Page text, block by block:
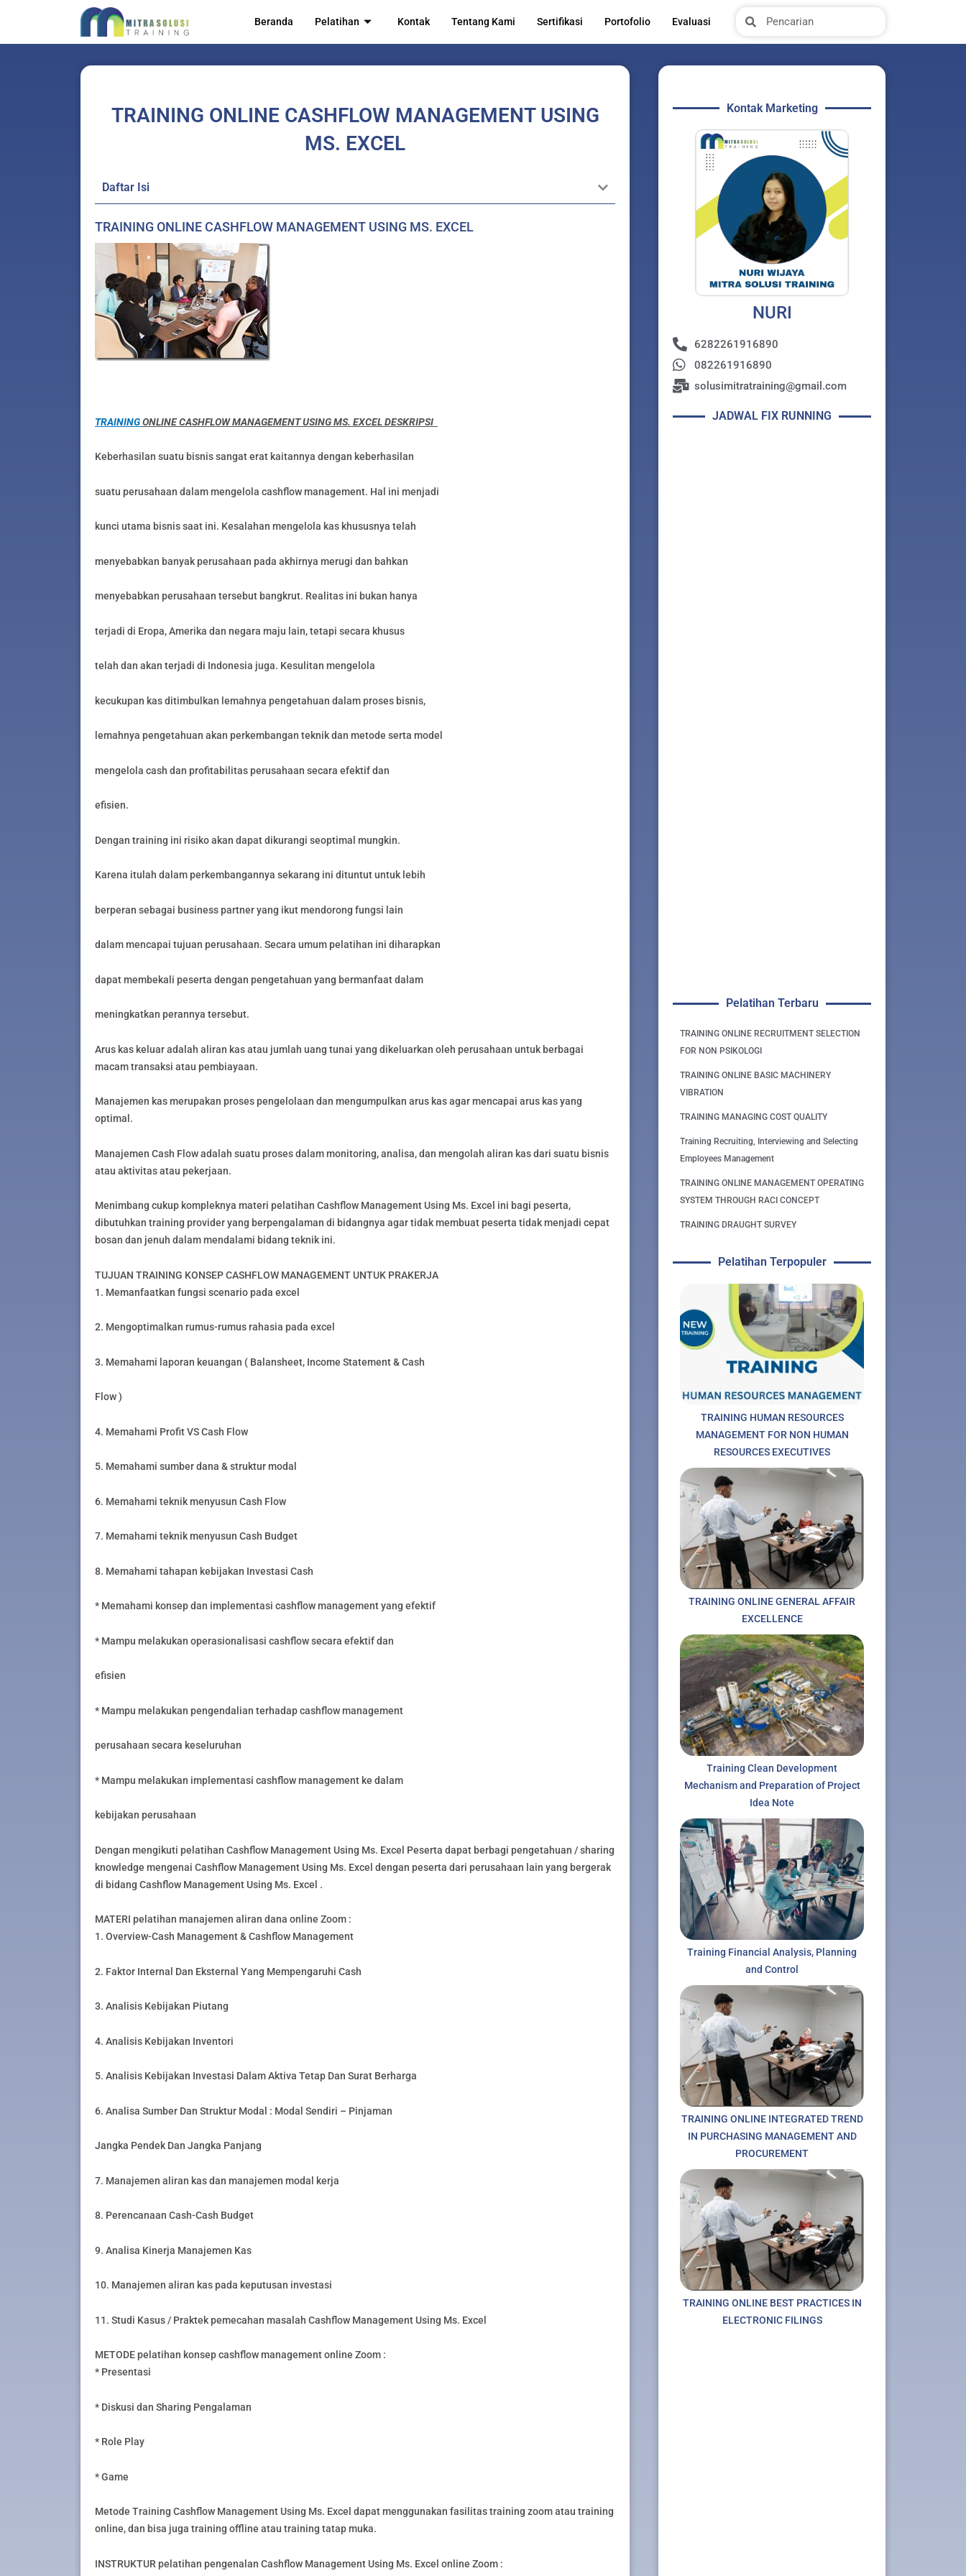
konten
Beranda Pelatihan Kontak Tentang Kami Sertifikasi Portofolio Evaluasi SearchSearch
TRAINING ONLINE CASHFLOW MANAGEMENT USING
MS. EXCEL
Daftar Isi
TRAINING ONLINE CASHFLOW MANAGEMENT USING MS. EXCEL
TRAININGONLINE CASHFLOW MANAGEMENT USING MS. EXCEL DESKRIPSI
Keberhasilan suatu bisnis sangat erat kaitannya dengan keberhasilan
suatu perusahaan dalam mengelola cashflow management. Hal ini menjadi
kunci utama bisnis saat ini. Kesalahan mengelola kas khususnya telah
menyebabkan banyak perusahaan pada akhirnya merugi dan bahkan
menyebabkan perusahaan tersebut bangkrut. Realitas ini bukan hanya
terjadi di Eropa, Amerika dan negara maju lain, tetapi secara khusus
telah dan akan terjadi di Indonesia juga. Kesulitan mengelola
kecukupan kas ditimbulkan lemahnya pengetahuan dalam proses bisnis,
lemahnya pengetahuan akan perkembangan teknik dan metode serta model
mengelola cash dan profitabilitas perusahaan secara efektif dan
efisien.
Dengan training ini risiko akan dapat dikurangi seoptimal mungkin.
Karena itulah dalam perkembangannya sekarang ini dituntut untuk lebih
berperan sebagai business partner yang ikut mendorong fungsi lain
dalam mencapai tujuan perusahaan. Secara umum pelatihan ini diharapkan
dapat membekali peserta dengan pengetahuan yang bermanfaat dalam
meningkatkan perannya tersebut.
Arus kas keluar adalah aliran kas atau jumlah uang tunai yang dikeluarkan oleh perusahaan untuk berbagai
macam transaksi atau pembiayaan.
Manajemen kas merupakan proses pengelolaan dan mengumpulkan arus kas agar mencapai arus kas yang
optimal.
Manajemen Cash Flow adalah suatu proses dalam monitoring, analisa, dan mengolah aliran kas dari suatu bisnis
atau aktivitas atau pekerjaan.
Menimbang cukup kompleknya materi pelatihan Cashflow Management Using Ms. Excel ini bagi peserta,
dibutuhkan training provider yang berpengalaman di bidangnya agar tidak membuat peserta tidak menjadi cepat
bosan dan jenuh dalam mendalami bidang teknik ini.
TUJUAN TRAINING KONSEP CASHFLOW MANAGEMENT UNTUK PRAKERJA
1. Memanfaatkan fungsi scenario pada excel
2. Mengoptimalkan rumus-rumus rahasia pada excel
3. Memahami laporan keuangan ( Balansheet, Income Statement & Cash
Flow )
4. Memahami Profit VS Cash Flow
5. Memahami sumber dana & struktur modal
6. Memahami teknik menyusun Cash Flow
7. Memahami teknik menyusun Cash Budget
8. Memahami tahapan kebijakan Investasi Cash
* Memahami konsep dan implementasi cashflow management yang efektif
* Mampu melakukan operasionalisasi cashflow secara efektif dan
efisien
* Mampu melakukan pengendalian terhadap cashflow management
perusahaan secara keseluruhan
* Mampu melakukan implementasi cashflow management ke dalam
kebijakan perusahaan
Dengan mengikuti pelatihan Cashflow Management Using Ms. Excel Peserta dapat berbagi pengetahuan / sharing
knowledge mengenai Cashflow Management Using Ms. Excel dengan peserta dari perusahaan lain yang bergerak
di bidang Cashflow Management Using Ms. Excel .
MATERI pelatihan manajemen aliran dana online Zoom :
1. Overview-Cash Management & Cashflow Management
2. Faktor Internal Dan Eksternal Yang Mempengaruhi Cash
3. Analisis Kebijakan Piutang
4. Analisis Kebijakan Inventori
5. Analisis Kebijakan Investasi Dalam Aktiva Tetap Dan Surat Berharga
6. Analisa Sumber Dan Struktur Modal : Modal Sendiri – Pinjaman
Jangka Pendek Dan Jangka Panjang
7. Manajemen aliran kas dan manajemen modal kerja
8. Perencanaan Cash-Cash Budget
9. Analisa Kinerja Manajemen Kas
10. Manajemen aliran kas pada keputusan investasi
11. Studi Kasus / Praktek pemecahan masalah Cashflow Management Using Ms. Excel
METODE pelatihan konsep cashflow management online Zoom :
* Presentasi
* Diskusi dan Sharing Pengalaman
* Role Play
* Game
Metode Training Cashflow Management Using Ms. Excel dapat menggunakan fasilitas training zoom atau training
online, dan bisa juga training offline atau training tatap muka.
INSTRUKTUR pelatihan pengenalan Cashflow Management Using Ms. Excel online Zoom :
Kontak Marketing
NURI
6282261916890
082261916890
solusimitratraining@gmail.com
JADWAL FIX RUNNING
Pelatihan Terbaru
TRAINING ONLINE RECRUITMENT SELECTION
FOR NON PSIKOLOGI
TRAINING ONLINE BASIC MACHINERY
VIBRATION
TRAINING MANAGING COST QUALITY
Training Recruiting, Interviewing and Selecting
Employees Management
TRAINING ONLINE MANAGEMENT OPERATING
SYSTEM THROUGH RACI CONCEPT
TRAINING DRAUGHT SURVEY
Pelatihan Terpopuler
TRAINING HUMAN RESOURCES
MANAGEMENT FOR NON HUMAN
RESOURCES EXECUTIVES
TRAINING ONLINE GENERAL AFFAIR
EXCELLENCE
Training Clean Development
Mechanism and Preparation of Project
Idea Note
Training Financial Analysis, Planning
and Control
TRAINING ONLINE INTEGRATED TREND
IN PURCHASING MANAGEMENT AND
PROCUREMENT
TRAINING ONLINE BEST PRACTICES IN
ELECTRONIC FILINGS